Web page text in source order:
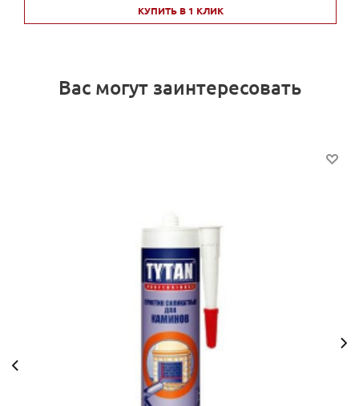
КУПИТЬ В 1 КЛИК
Вас могут заинтересовать